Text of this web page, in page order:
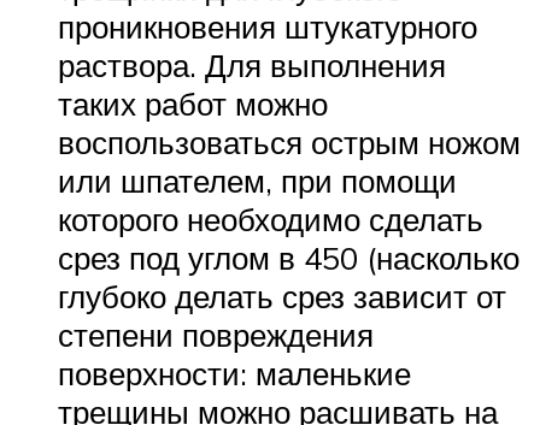
проникновения штукатурного
раствора. Для выполнения
таких работ можно
воспользоваться острым ножом
или шпателем, при помощи
которого необходимо сделать
срез под углом в 450 (насколько
глубоко делать срез зависит от
степени повреждения
поверхности: маленькие
трещины можно расшивать на